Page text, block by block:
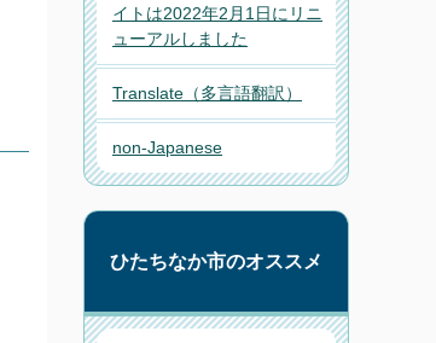
イトは2022年2月1日にリニ
ューアルしました
Translate （多言語翻訳）
non-Japanese
ひたちなか市のオススメ